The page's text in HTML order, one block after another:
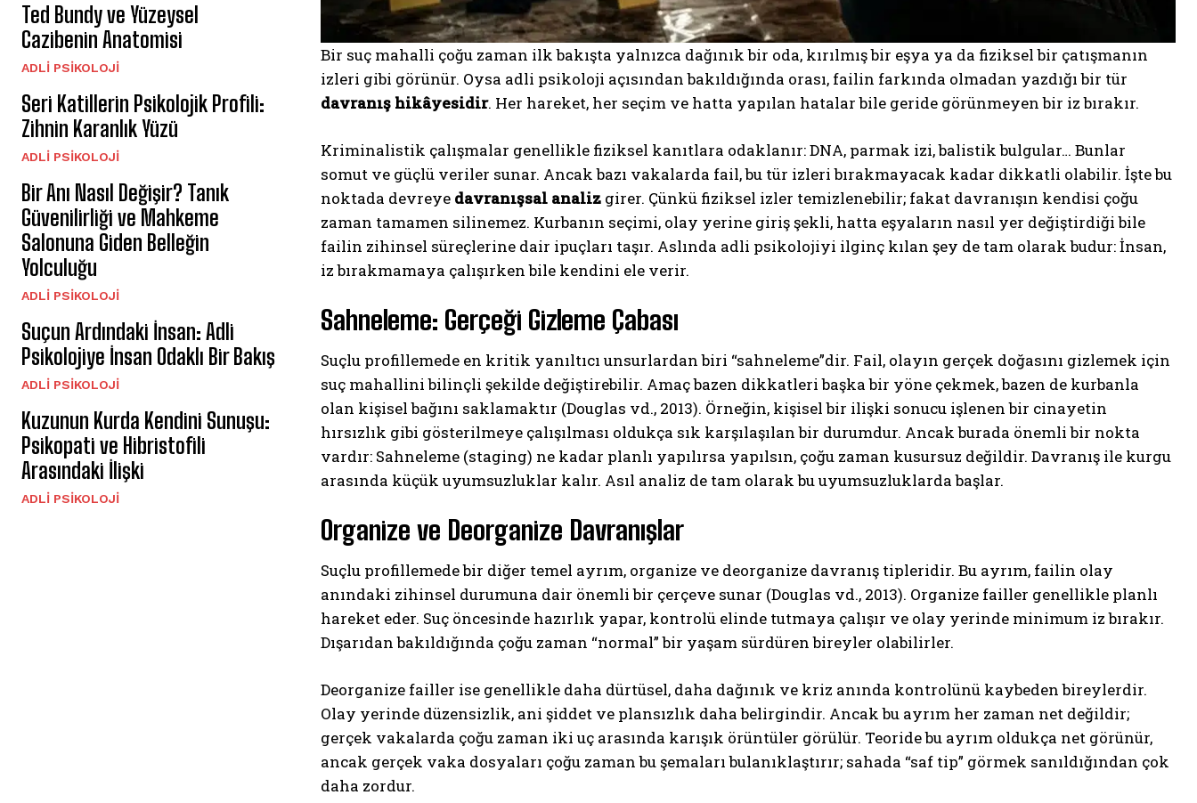
Ted Bundy ve Yüzeysel
Cazibenin Anatomisi
ADLI PSIKOLOJI
Seri Katillerin Psikolojik Profili:
Zihnin Karanlık Yüzü
ADLI PSIKOLOJI
Bir Anı Nasıl Değişir? Tanık
Güvenilirliği ve Mahkeme
Salonuna Giden Belleğin
Yolculuğu
ADLI PSIKOLOJI
Suçun Ardındaki İnsan: Adli
Psikolojiye İnsan Odaklı Bir Bakış
ADLI PSIKOLOJI
Kuzunun Kurda Kendini Sunuşu:
Psikopati ve Hibristofili
Arasındaki İlişki
ADLI PSIKOLOJI
Bir suç mahalli çoğu zaman ilk bakışta yalnızca dağınık bir oda, kırılmış bir eşya ya da fiziksel bir çatışmanın
izleri gibi görünür. Oysa adli psikoloji açısından bakıldığında orası, failin farkında olmadan yazdığı bir tür
davranış hikâyesidir. Her hareket, her seçim ve hatta yapılan hatalar bile geride görünmeyen bir iz bırakır.
Kriminalistik çalışmalar genellikle fiziksel kanıtlara odaklanır: DNA, parmak izi, balistik bulgular… Bunlar
somut ve güçlü veriler sunar. Ancak bazı vakalarda fail, bu tür izleri bırakmayacak kadar dikkatli olabilir. İşte bu
noktada devreye davranışsal analiz girer. Çünkü fiziksel izler temizlenebilir; fakat davranışın kendisi çoğu
zaman tamamen silinemez. Kurbanın seçimi, olay yerine giriş şekli, hatta eşyaların nasıl yer değiştirdiği bile
failin zihinsel süreçlerine dair ipuçları taşır. Aslında adli psikolojiyi ilginç kılan şey de tam olarak budur: İnsan,
iz bırakmamaya çalışırken bile kendini ele verir.
Sahneleme: Gerçeği Gizleme Çabası
Suçlu profillemede en kritik yanıltıcı unsurlardan biri “sahneleme”dir. Fail, olayın gerçek doğasını gizlemek için
suç mahallini bilinçli şekilde değiştirebilir. Amaç bazen dikkatleri başka bir yöne çekmek, bazen de kurbanla
olan kişisel bağını saklamaktır (Douglas vd., 2013). Örneğin, kişisel bir ilişki sonucu işlenen bir cinayetin
hırsızlık gibi gösterilmeye çalışılması oldukça sık karşılaşılan bir durumdur. Ancak burada önemli bir nokta
vardır: Sahneleme (staging) ne kadar planlı yapılırsa yapılsın, çoğu zaman kusursuz değildir. Davranış ile kurgu
arasında küçük uyumsuzluklar kalır. Asıl analiz de tam olarak bu uyumsuzluklarda başlar.
Organize ve Deorganize Davranışlar
Suçlu profillemede bir diğer temel ayrım, organize ve deorganize davranış tipleridir. Bu ayrım, failin olay
anındaki zihinsel durumuna dair önemli bir çerçeve sunar (Douglas vd., 2013). Organize failler genellikle planlı
hareket eder. Suç öncesinde hazırlık yapar, kontrolü elinde tutmaya çalışır ve olay yerinde minimum iz bırakır.
Dışarıdan bakıldığında çoğu zaman “normal” bir yaşam sürdüren bireyler olabilirler.
Deorganize failler ise genellikle daha dürtüsel, daha dağınık ve kriz anında kontrolünü kaybeden bireylerdir.
Olay yerinde düzensizlik, ani şiddet ve plansızlık daha belirgindir. Ancak bu ayrım her zaman net değildir;
gerçek vakalarda çoğu zaman iki uç arasında karışık örüntüler görülür. Teoride bu ayrım oldukça net görünür,
ancak gerçek vaka dosyaları çoğu zaman bu şemaları bulanıklaştırır; sahada “saf tip” görmek sanıldığından çok
daha zordur.